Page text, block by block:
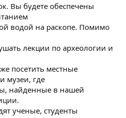
Вы будете обеспечены
водой на раскопе. Помимо
лекции по археологии и
посетить местные
музеи, где
найденные в нашей
ученые, студенты